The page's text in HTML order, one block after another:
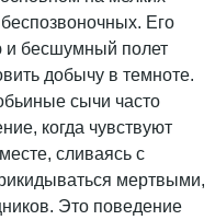
Его
и бесшумный полет
добычу в темноте.
сычи часто
когда чувствуют
сливаясь с
мертвыми,
Это поведение